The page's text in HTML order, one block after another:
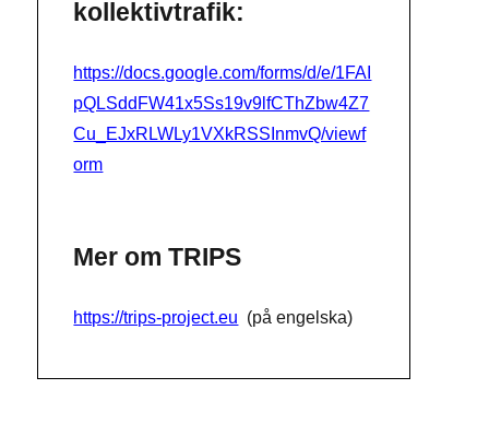
kollektivtrafik:
https://docs.google.com/forms/d/e/1FAI
pQLSddFW41x5Ss19v9lfCThZbw4Z7
Cu_EJxRLWLy1VXkRSSInmvQ/viewf
orm
Mer om TRIPS
https://trips-project.eu (på engelska)